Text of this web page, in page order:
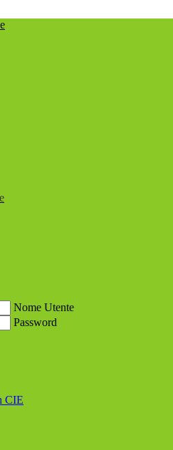
Nome Utente
Password
CIE